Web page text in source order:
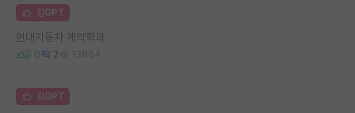
김GPT
현대자동차 계약학과
0 2 13864
김GPT